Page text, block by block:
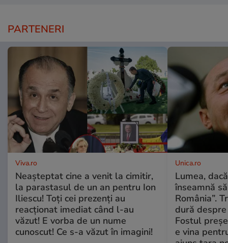
PARTENERI
Viva.ro
Neașteptat cine a venit la cimitir,
la parastasul de un an pentru Ion
Iliescu! Toți cei prezenți au
reacționat imediat când l-au
văzut! E vorba de un nume
cunoscut! Ce s-a văzut în imagini!
Unica.ro
Lumea,
înseamnă
România”.
dură
Fostul
e vina